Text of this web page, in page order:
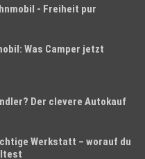
- Freiheit pur
Was Camper jetzt
Der clevere Autokauf
Werkstatt – worauf du